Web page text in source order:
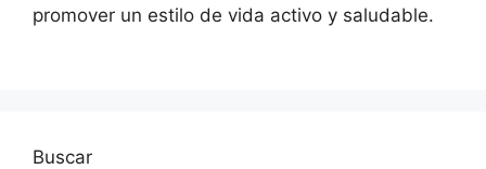
promover un estilo de vida activo y saludable.
Buscar